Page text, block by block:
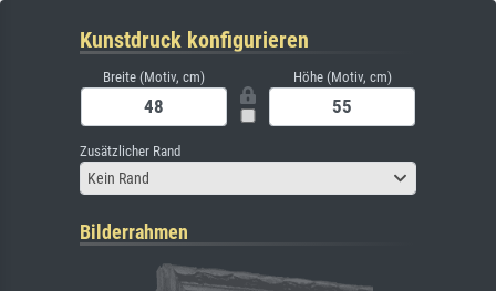
Kunstdruck konfigurieren
Breite (Motiv, cm) Höhe (Motiv, cm)
Zusätzlicher Rand
Kein Rand
Bilderrahmen